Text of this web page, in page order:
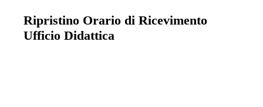
Ripristino Orario di Ricevimento
Ufficio Didattica